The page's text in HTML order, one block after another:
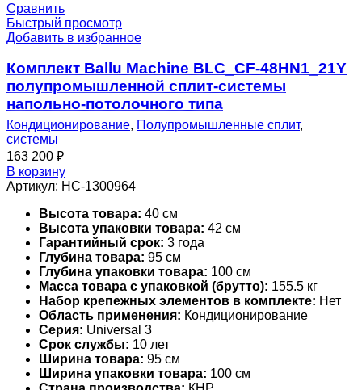
Сравнить
Быстрый просмотр
Добавить в избранное
Комплект Ballu Machine BLC_CF-48HN1_21Y
полупромышленной сплит-системы
напольно-потолочного типа
Кондиционирование, Полупромышленные сплит,
системы
163 200 ₽
В корзину
Артикул: НС-1300964
Высота товара: 40 см
Высота упаковки товара: 42 см
Гарантийный срок: 3 года
Глубина товара: 95 см
Глубина упаковки товара: 100 см
Масса товара с упаковкой (брутто): 155.5 кг
Набор крепежных элементов в комплекте: Нет
Область применения: Кондиционирование
Серия: Universal 3
Срок службы: 10 лет
Ширина товара: 95 см
Ширина упаковки товара: 100 см